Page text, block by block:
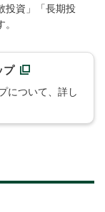
投資」「長期投
プ
について、詳し